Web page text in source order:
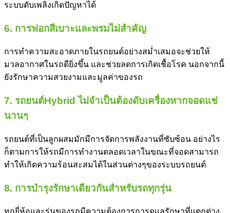
ระบบดับเพลิงเกิดปัญหาได้
6. การฟอกสีเบาะและพรมไม่สำคัญ
การทำความสะอาดภายในรถยนต์อย่างสม่ำเสมอจะช่วยให้
มวลอากาศในรถดียิ่งขึ้น และช่วยลดการเกิดเชื้อโรค นอกจากนี้
ยังรักษาความสวยงามและมูลค่าของรถ
7. รถยนต์Hybrid ไม่จำเป็นต้องดับเครื่องหากจอดแช่
นานๆ
รถยนต์ที่เป็นลูกผสมมักมีการจัดการพลังงานที่ซับซ้อน อย่างไร
ก็ตามการให้รถมีการทำงานตลอดเวลาในขณะที่จอดสามารถ
ทำให้เกิดความร้อนสะสมได้ในส่วนต่างๆของระบบรถยนต์
8. การบำรุงรักษาเดียวกันสำหรับรถทุกรุ่น